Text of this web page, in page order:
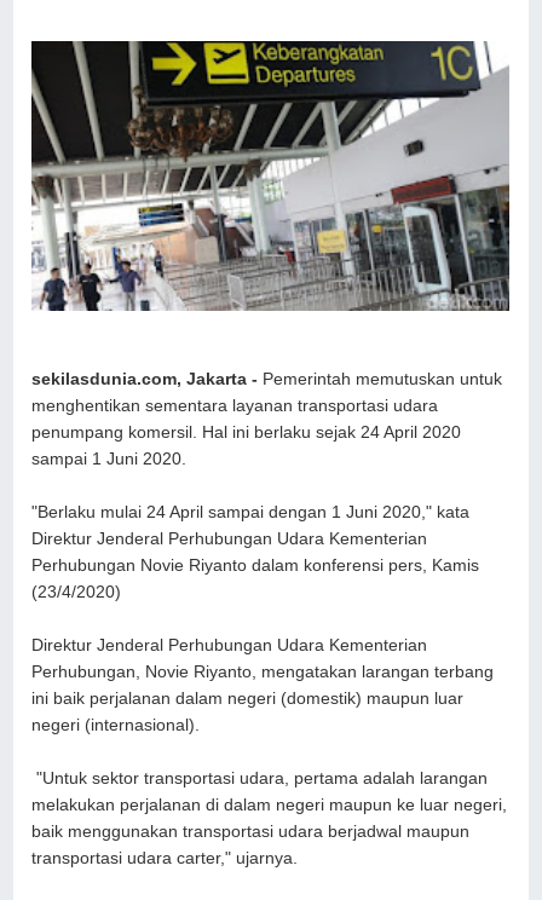
sekilasdunia.com, Jakarta - Pemerintah memutuskan untuk
menghentikan sementara layanan transportasi udara
penumpang komersil. Hal ini berlaku sejak 24 April 2020
sampai 1 Juni 2020.
"Berlaku mulai 24 April sampai dengan 1 Juni 2020," kata
Direktur Jenderal Perhubungan Udara Kementerian
Perhubungan Novie Riyanto dalam konferensi pers, Kamis
(23/4/2020)
Direktur Jenderal Perhubungan Udara Kementerian
Perhubungan, Novie Riyanto, mengatakan larangan terbang
ini baik perjalanan dalam negeri (domestik) maupun luar
negeri (internasional).
"Untuk sektor transportasi udara, pertama adalah larangan
melakukan perjalanan di dalam negeri maupun ke luar negeri,
baik menggunakan transportasi udara berjadwal maupun
transportasi udara carter," ujarnya.